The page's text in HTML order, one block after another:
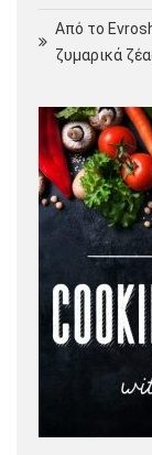
Από το
ζυμαρικά